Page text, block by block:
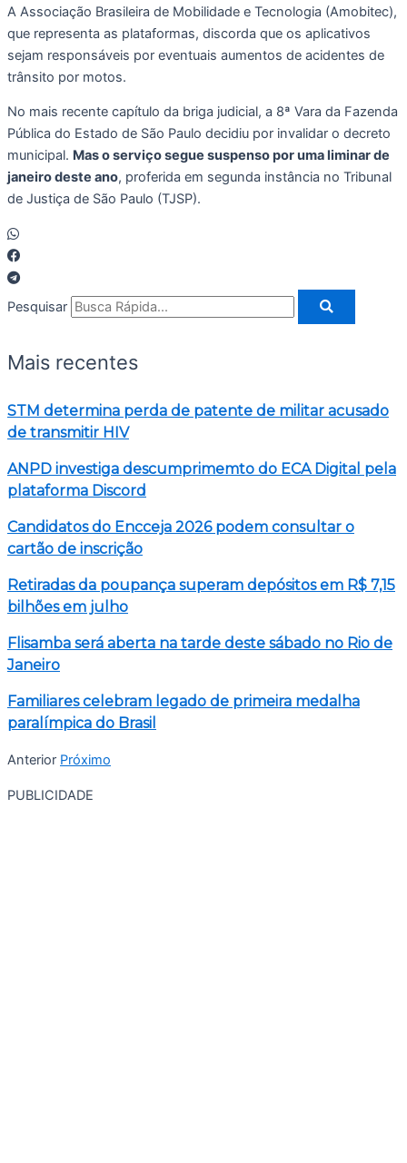
A Associação Brasileira de Mobilidade e Tecnologia (Amobitec),
que representa as plataformas, discorda que os aplicativos
sejam responsáveis por eventuais aumentos de acidentes de
trânsito por motos.
No mais recente capítulo da briga judicial, a 8ª Vara da Fazenda
Pública do Estado de São Paulo decidiu por invalidar o decreto
municipal. Mas o serviço segue suspenso por uma liminar de
janeiro deste ano, proferida em segunda instância no Tribunal
de Justiça de São Paulo (TJSP).
Pesquisar
Mais recentes
STM determina perda de patente de militar acusado
de transmitir HIV
ANPD investiga descumprimemto do ECA Digital pela
plataforma Discord
Candidatos do Encceja 2026 podem consultar o
cartão de inscrição
Retiradas da poupança superam depósitos em R$ 7,15
bilhões em julho
Flisamba será aberta na tarde deste sábado no Rio de
Janeiro
Familiares celebram legado de primeira medalha
paralímpica do Brasil
Anterior Próximo
PUBLICIDADE